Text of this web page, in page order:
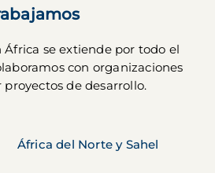
África se extiende por todo el
con organizaciones
de desarrollo.
África del Norte y Sahel